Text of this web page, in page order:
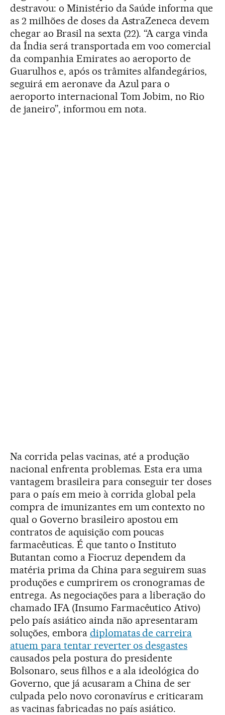
destravou: o Ministério da Saúde informa que
as 2 milhões de doses da AstraZeneca devem
chegar ao Brasil na sexta (22). “A carga vinda
da Índia será transportada em voo comercial
da companhia Emirates ao aeroporto de
Guarulhos e, após os trâmites alfandegários,
seguirá em aeronave da Azul para o
aeroporto internacional Tom Jobim, no Rio
de janeiro”, informou em nota.
Na corrida pelas vacinas, até a produção
nacional enfrenta problemas. Esta era uma
vantagem brasileira para conseguir ter doses
para o país em meio à corrida global pela
compra de imunizantes em um contexto no
qual o Governo brasileiro apostou em
contratos de aquisição com poucas
farmacêuticas. É que tanto o Instituto
Butantan como a Fiocruz dependem da
matéria prima da China para seguirem suas
produções e cumprirem os cronogramas de
entrega. As negociações para a liberação do
chamado IFA (Insumo Farmacêutico Ativo)
pelo país asiático ainda não apresentaram
soluções, embora diplomatas de carreira
atuem para tentar reverter os desgastes
causados pela postura do presidente
Bolsonaro, seus filhos e a ala ideológica do
Governo, que já acusaram a China de ser
culpada pelo novo coronavírus e criticaram
as vacinas fabricadas no país asiático.